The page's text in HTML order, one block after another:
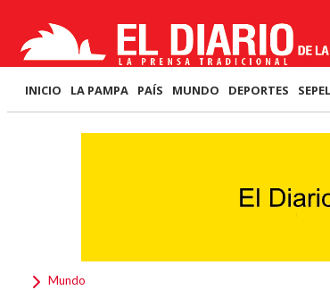
INICIO LA PAMPA PAÍS MUNDO DEPORTES
Mundo